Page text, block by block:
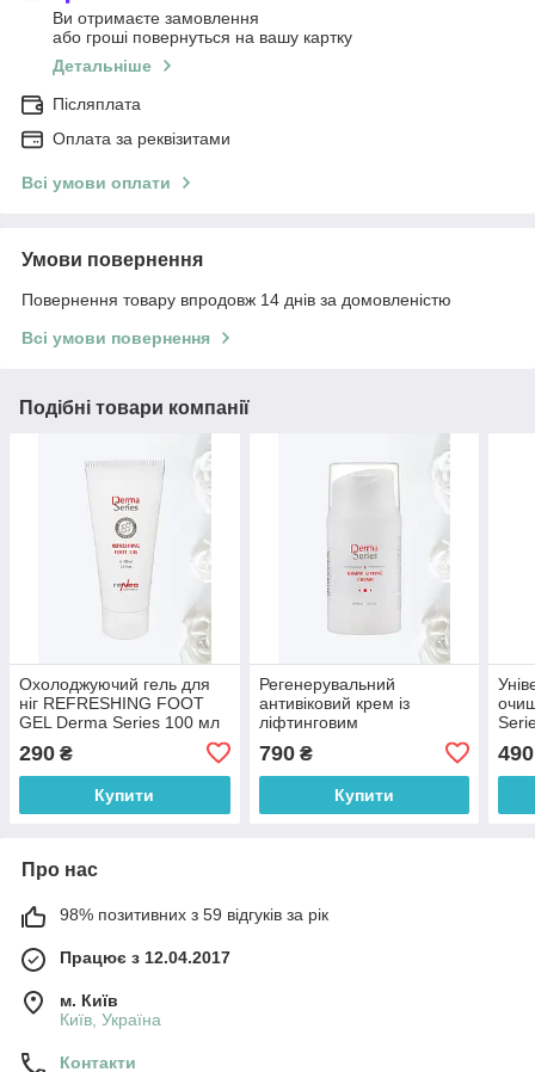
Ви отримаєте замовлення
або гроші повернуться на вашу картку
Детальніше
Післяплата
Оплата за реквізитами
Всі умови оплати
Умови повернення
Повернення товару впродовж 14 днів за домовленістю
Всі умови повернення
Подібні товари компанії
Охолоджуючий гель для
ніг REFRESHING FOOT
GEL Derma Series 100 мл
290 ₴
Купити
Регенерувальний
антивіковий крем із
ліфтинговим
Cream Derma Series 50 мл
790₴
Купити
490
Про нас
98% позитивних з 59 відгуків за рік
Працює з 12.04.2017
м. Київ
Київ, Україна
Контакти